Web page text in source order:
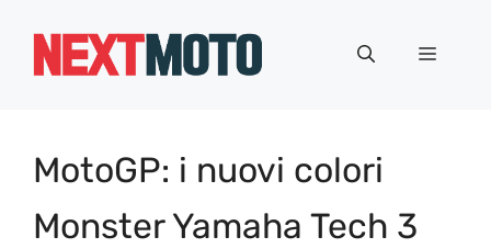
Menu
MotoGP: i nuovi colori
Monster Yamaha Tech 3